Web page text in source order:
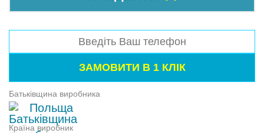
Батьківщина виробника
Польща
Країна виробник